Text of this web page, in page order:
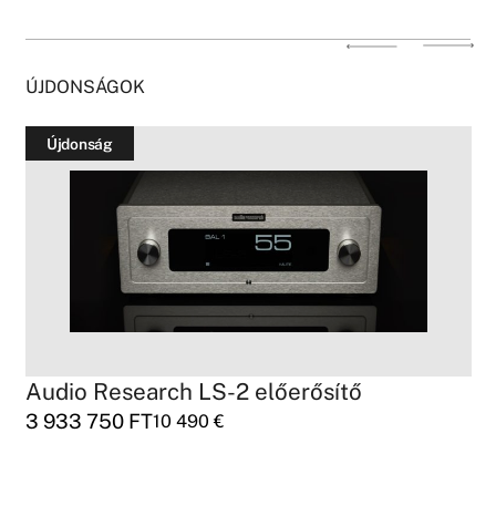
ÚJDONSÁGOK
Újdonság
Audio Research LS-2 előerősítő
3 933 750 FT10 490€